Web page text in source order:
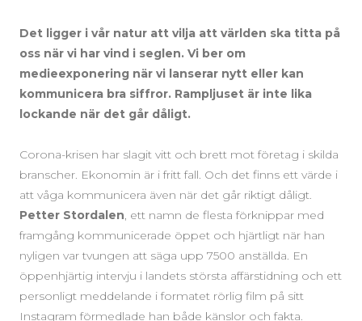
Det ligger i vår natur att vilja att världen ska titta på
oss när vi har vind i seglen. Vi ber om
medieexponering när vi lanserar nytt eller kan
kommunicera bra siffror. Rampljuset är inte lika
lockande när det går dåligt.
Corona-krisen har slagit vitt och brett mot företag i skilda
branscher. Ekonomin är i fritt fall. Och det finns ett värde i
att våga kommunicera även när det går riktigt dåligt.
Petter Stordalen, ett namn de flesta förknippar med
framgång kommunicerade öppet och hjärtligt när han
nyligen var tvungen att säga upp 7500 anställda. En
öppenhjärtig intervju i landets största affärstidning och ett
personligt meddelande i formatet rörlig film på sitt
Instagram förmedlade han både känslor och fakta.